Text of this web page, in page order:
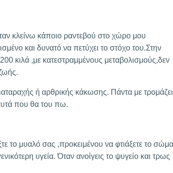
κλείνω κάποιο ραντεβού στο χώρο μου
και δυνατό να πετύχει το στόχο του.Στην
κιλά ,με κατεστραμμένους μεταβολισμούς,δεν
ή αρθρικής κάκωσης. Πάντα με τρομάζει
που θα του πω.
το μυαλό σας ,προκειμένου να φτιάξετε το σώμα
υγεία. Όταν ανοίγεις το ψυγείο και τρως